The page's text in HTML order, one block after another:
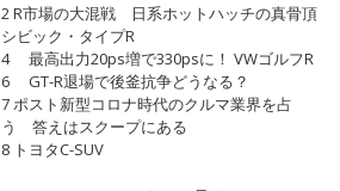
2 R市場の大混戦 日系ホットハッチの真骨頂
シビック・タイプR
4 最高出力20ps増で330psに！ VWゴルフR
6 GT-R退場で後釜抗争どうなる？
7 ポスト新型コロナ時代のクルマ業界を占
う 答えはスクープにある
8 トヨタC-SUV